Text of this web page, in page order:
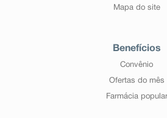
Mapa do site
Benefícios
Convênio
Ofertas do mês
Farmácia popular